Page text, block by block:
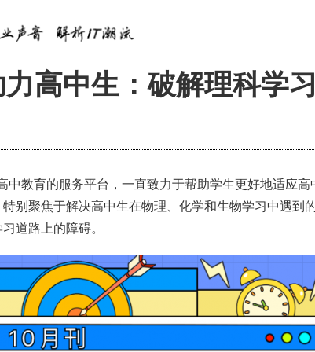
力高中生：破解理科学
中教育的服务平台，一直致力于帮助学生更好地适应高
别聚焦于解决高中生在物理、化学和生物学习中遇到
道路上的障碍。